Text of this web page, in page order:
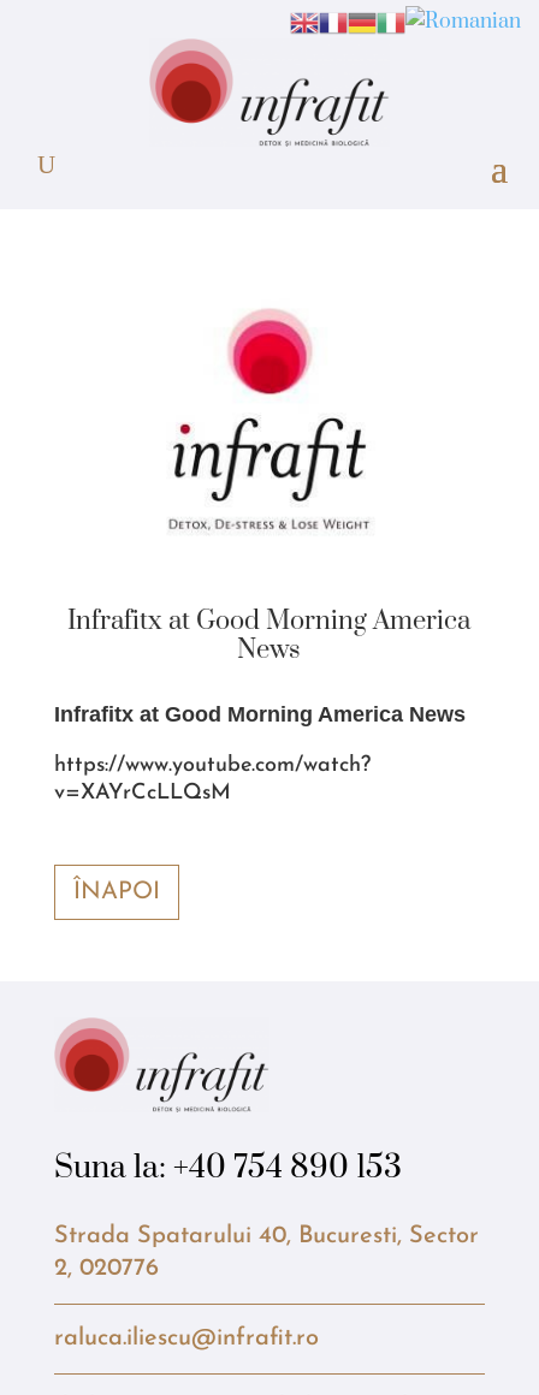
Infrafitx at Good Morning America
News
Infrafitx at Good Morning America News
https://www.youtube.com/watch?
v=XAYrCcLLQsM
ÎNAPOI
Suna la: +40 754 890 153
Strada Spatarului 40, Bucuresti, Sector
2, 020776
raluca.iliescu@infrafit.ro